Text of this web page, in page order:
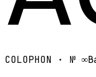
COLOPHON · № ∞